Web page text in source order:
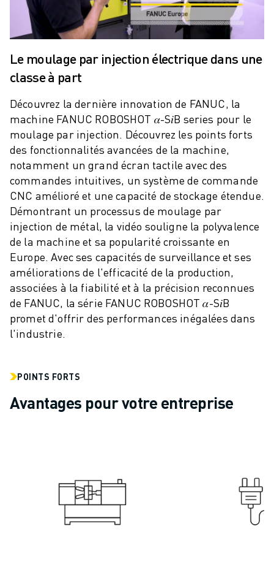
COÛT TOTAL D'UNE ROBOSHOT
MACHINES D'ÉLECTROÉROSION PAR FIL
ROBOCUT MATÉRIEL
LOGICIEL ROBOCUT
DURABILITÉ DU ROBOCUT
SOLUTIONS POUR L'USINE INTELLIGENTE
DES SOLUTIONS D'USINE INTELLIGENTE POUR AMÉLIORER
ENREGISTREMENT DU PRODUIT "
TÉMOIGNAGES
SOLUTIONS
INDUSTRIES
TOUTES LES INDUSTRIES
AÉROSPATIALE
AUTOMOBILE
VÉHICULES ÉLECTRIQUES
ÉLECTRONIQUE
ALIMENTATION ET BOISSONS
MÉDICAL
APPLICATIONS
TOUTES LES APPLICATIONS
USINAGE 5 AXES
MOULAGE PAR INJECTION
Le moulage par injection électrique dans une
classe à part
Découvrez la dernière innovation de FANUC, la
machine FANUC ROBOSHOT 𝛼-S𝑖B series pour le
moulage par injection. Découvrez les points forts
des fonctionnalités avancées de la machine,
notamment un grand écran tactile avec des
commandes intuitives, un système de commande
CNC amélioré et une capacité de stockage étendue.
Démontrant un processus de moulage par
injection de métal, la vidéo souligne la polyvalence
de la machine et sa popularité croissante en
Europe. Avec ses capacités de surveillance et ses
améliorations de l'efficacité de la production,
associées à la fiabilité et à la précision reconnues
de FANUC, la série FANUC ROBOSHOT 𝛼-S𝑖B
promet d'offrir des performances inégalées dans
l'industrie.
POINTS FORTS
Avantages pour votre entreprise